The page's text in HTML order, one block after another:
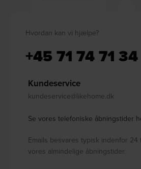
Hvordan kan vi hjælpe?
+45 71 74 71 34
Kundeservice
kundeservice@likehome.dk
Se vores telefoniske åbningstider
Emails besvares typisk indenfor 24
vores almindelige åbningstider.